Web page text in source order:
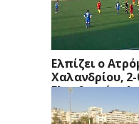
Ελπίζει ο
Χαλανδρίου, 2-